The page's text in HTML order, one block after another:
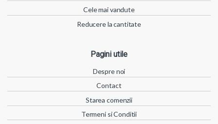
Cele mai vandute
Reducere la cantitate
Pagini utile
Despre noi
Contact
Starea comenzii
Termeni si Conditii